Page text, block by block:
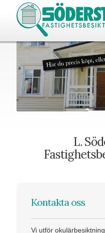
L.
Kontakta oss
Vi utför